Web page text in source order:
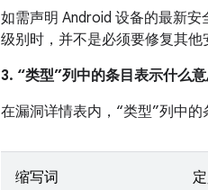
如需声明 Android 设备的最新
级别时，并不是必须要修复其他
3. “类型”列中的条目表示什么意
在漏洞详情表内，“类型”列中的
缩写词